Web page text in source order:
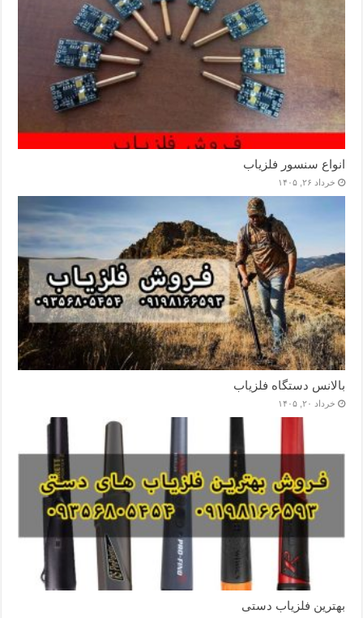
انواع سنسور فلزیاب
خرداد ۲۶, ۱۴۰۵
بالانس دستگاه فلزیاب
خرداد ۲۰, ۱۴۰۵
بهترین فلزیاب دستی